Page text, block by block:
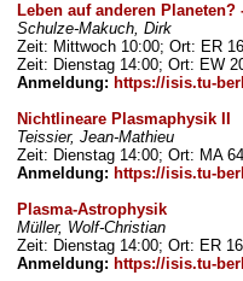
Leben auf anderen
Schulze-Makuch, Dirk
Zeit: Mittwoch 10:00; Ort: ER
Zeit: Dienstag 14:00; Ort: EW
Anmeldung: https://isis.tu-
Nichtlineare Plasmaphysik II
Teissier, Jean-Mathieu
Zeit: Dienstag 14:00; Ort: MA
Anmeldung: https://isis.tu-
Plasma-Astrophysik
Müller, Wolf-Christian
Zeit: Dienstag 14:00; Ort: ER
Anmeldung: https://isis.tu-